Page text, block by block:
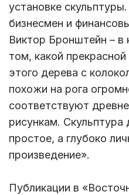
установке
бизнесмен и
Виктор Бронштейн – в
том, какой
этого дерева с
похожи на рога
соответствуют
рисункам. Скульптура
простое, а глубоко
произведение».
Публикации в